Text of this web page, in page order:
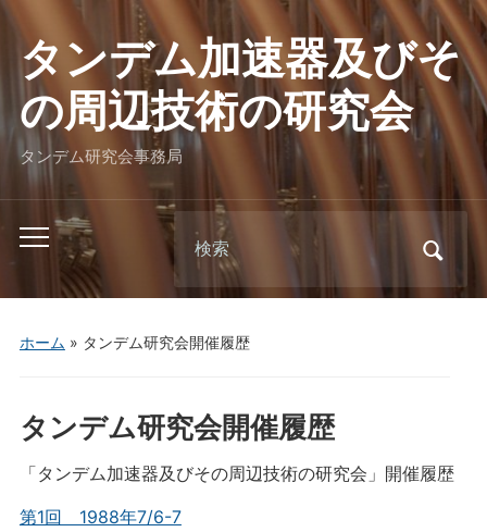
タンデム加速器及びそ
の周辺技術の研究会
タンデム研究会事務局
Toggle
menu
Search
for:
ホーム » タンデム研究会開催履歴
タンデム研究会開催履歴
「タンデム加速器及びその周辺技術の研究会」開催履歴
第1回 1988年7/6-7